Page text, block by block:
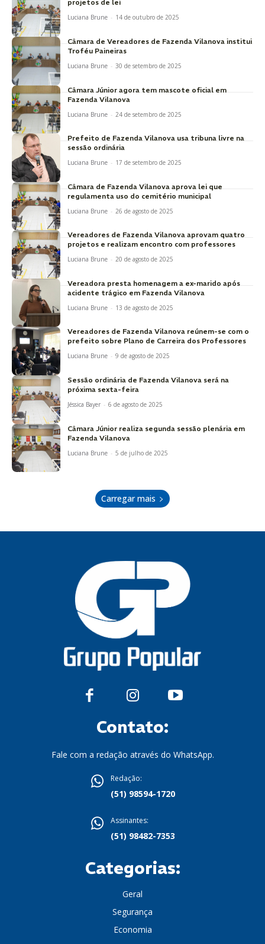
projetos de lei
Luciana Brune - 14 de outubro de 2025
Câmara de Vereadores de Fazenda Vilanova institui
Troféu Paineiras
Luciana Brune - 30 de setembro de 2025
Câmara Júnior agora tem mascote oficial em
Fazenda Vilanova
Luciana Brune - 24 de setembro de 2025
Prefeito de Fazenda Vilanova usa tribuna livre na
sessão ordinária
Luciana Brune - 17 de setembro de 2025
Câmara de Fazenda Vilanova aprova lei que
regulamenta uso do cemitério municipal
Luciana Brune - 26 de agosto de 2025
Vereadores de Fazenda Vilanova aprovam quatro
projetos e realizam encontro com professores
Luciana Brune - 20 de agosto de 2025
Vereadora presta homenagem a ex-marido após
acidente trágico em Fazenda Vilanova
Luciana Brune - 13 de agosto de 2025
Vereadores de Fazenda Vilanova reúnem-se com o
prefeito sobre Plano de Carreira dos Professores
Luciana Brune - 9 de agosto de 2025
Sessão ordinária de Fazenda Vilanova será na
próxima sexta-feira
Jéssica Bayer - 6 de agosto de 2025
Câmara Júnior realiza segunda sessão plenária em
Fazenda Vilanova
Luciana Brune - 5 de julho de 2025
Carregar mais
Contato:
Fale com a redação através do WhatsApp.
Redação:
(51) 98594-1720
Assinantes:
(51) 98482-7353
Categorias:
Geral
Segurança
Economia